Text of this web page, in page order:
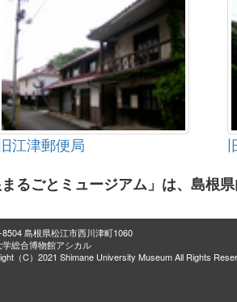
江津郵便局
まるごとミュージアム」は、島根
島根県松江市西川津町1060
総合博物館アシカル
（C）2021 Shimane University Museum All Rights